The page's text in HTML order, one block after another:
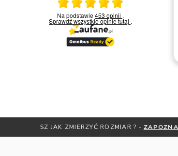
Ocena średnia 5 na 5
Na podstawie453 opinii .
Sprawdź wszystkie opinietutaj .
23.03.2026
Bardzo miła i kompetentna obsługa.
Polecam
Remigiusz D.